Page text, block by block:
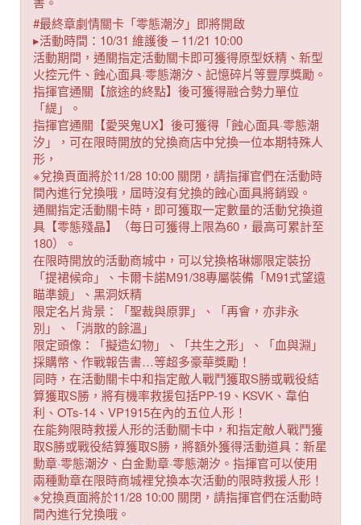
#最終章劇情關卡「零態潮汐」即將開啟
▸活動時間：10/31 維護後 – 11/21 10:00
活動期間，通關指定活動關卡即可獲得原型妖精、新型
火控元件、蝕心面具·零態潮汐、記憶碎片等豐厚獎勵。
指揮官通關【旅途的終點】後可獲得融合勢力單位
「緹」。
指揮官通關【愛哭鬼UX】後可獲得「蝕心面具·零態潮
汐」，可在限時開放的兌換商店中兌換一位本期特殊人
形，
※兌換頁面將於11/28 10:00 關閉，請指揮官們在活動時
間內進行兌換哦，屆時沒有兌換的蝕心面具將銷毀。
通關指定活動關卡時，即可獲取一定數量的活動兌換道
具【零態殘晶】（每日可獲得上限為60，最高可累計至
180）。
在限時開放的活動商城中，可以兌換格琳娜限定裝扮
「提裙候命」、卡爾卡諾M91/38專屬裝備「M91式望遠
瞄準鏡」、黑洞妖精
限定名片背景：「聖裁與原罪」、「再會，亦非永
別」、「消散的餘溫」
限定頭像：「擬造幻物」、「共生之形」、「血與淵」
採購幣、作戰報告書…等超多豪華獎勵！
同時，在活動關卡中和指定敵人戰鬥獲取S勝或戰役結
算獲取S勝，將有機率救援包括PP-19、KSVK、韋伯
利、OTs-14、VP1915在內的五位人形！
在能夠限時救援人形的活動關卡中，和指定敵人戰鬥獲
取S勝或戰役結算獲取S勝，將額外獲得活動道具：新星
勳章·零態潮汐、白金勳章·零態潮汐。指揮官可以使用
兩種勳章在限時商城裡兌換本次活動的限時救援人形！
※兌換頁面將於11/28 10:00 關閉，請指揮官們在活動時
間內進行兌換哦。